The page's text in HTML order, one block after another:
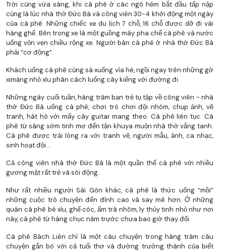
Trời cũng vừa sáng, khi cà phê ở các ngõ hẻm bắt đầu tấp nập
cũng là lúc nhà thờ Đức Bà và công viên 30-4 khởi động một ngày
của cà phê. Những chiếc xe du lịch 7 chỗ, 16 chỗ được dỡ đi vài
hàng ghế. Bên trong xe là một guồng máy pha chế cà phê và nước
uống vỏn vẹn chiều rộng xe. Người bán cà phê ở nhà thờ Đức Bà
phải “cơ động”.
Khách uống cà phê cũng sà xuống vỉa hè, ngồi ngay trên những gờ
ximăng nhỏ xíu phân cách luống cây kiểng với đường đi.
Những ngày cuối tuần, hàng trăm bạn trẻ tụ tập về công viên - nhà
thờ Đức Bà uống cà phê, chơi trò chơi đội nhóm, chụp ảnh, vẽ
tranh, hát hò với mấy cây guitar mang theo. Cà phê liên tục. Cà
phê từ sáng sớm tinh mơ đến tận khuya muộn nhà thờ vắng tanh.
Cà phê được trải lòng ra với tranh vẽ, người mẫu, ảnh, ca nhạc,
sinh hoạt đội...
Cả công viên nhà thờ Đức Bà là một quần thể cà phê với nhiều
gương mặt rất trẻ và sôi động.
Như rất nhiều người Sài Gòn khác, cà phê là thức uống “mồi”
những cuộc trò chuyện đến đỉnh cao và say mê hơn. Ở những
quán cà phê bé xíu, ghế cóc, ấm trà nhôm, ly thủy tinh nhỏ như nơi
này, cà phê từ hàng chục năm trước chưa bao giờ thay đổi.
Cà phê Bách Liên chỉ là một câu chuyện trong hàng trăm câu
chuyện gắn bó với cả tuổi thơ và đường trưởng thành của biết